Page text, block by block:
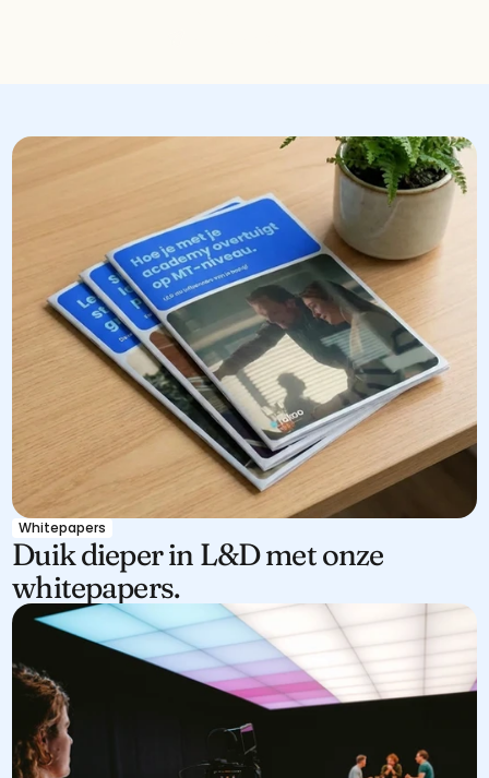
Whitepapers
Duik dieper in L&D met onze
whitepapers.